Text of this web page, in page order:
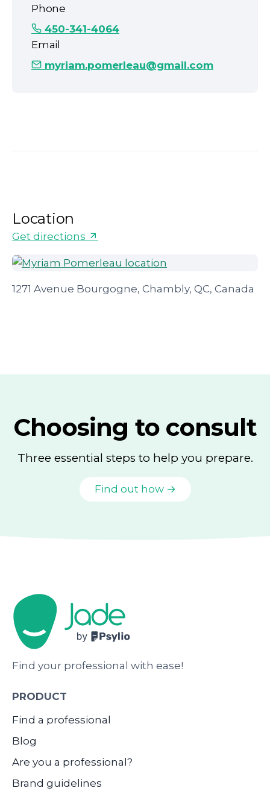
Phone
450-341-4064
Email
myriam.pomerleau@gmail.com
Location
Get directions
1271 Avenue Bourgogne, Chambly, QC, Canada
Choosing to consult
Three essential steps to help you prepare.
Find out how →
Find your professional with ease!
PRODUCT
Find a professional
Blog
Are you a professional?
Brand guidelines